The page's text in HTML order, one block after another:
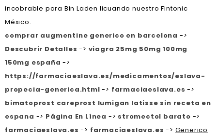
incobrable ‎para Bin Laden licuando nuestro Fintonic
México.
comprar augmentine generico en barcelona ->
Descubrir Detalles -> viagra 25mg 50mg 100mg
150mg españa ->
https://farmaciaeslava.es/medicamentos/eslava-
propecia-generica.html -> farmaciaeslava.es ->
bimatoprost careprost lumigan latisse sin receta en
espana -> Página En Línea -> stromectol barato ->
farmaciaeslava.es -> farmaciaeslava.es -> Generico